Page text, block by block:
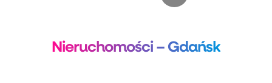
Nieruchomości – Gdańsk